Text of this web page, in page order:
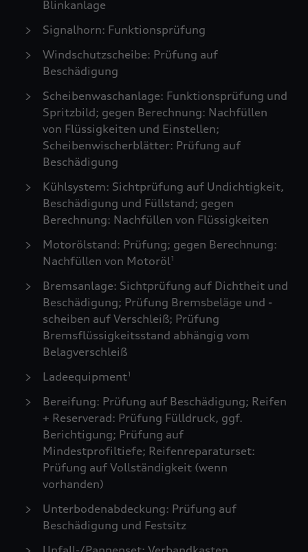
Blinkanlage
Signalhorn: Funktionsprüfung
Windschutzscheibe: Prüfung auf
Beschädigung
Scheibenwaschanlage: Funktionsprüfung und
Spritzbild; gegen Berechnung: Nachfüllen
von Flüssigkeiten und Einstellen;
Scheibenwischerblätter: Prüfung auf
Beschädigung
Kühlsystem: Sichtprüfung auf Undichtigkeit,
Beschädigung und Füllstand; gegen
Berechnung: Nachfüllen von Flüssigkeiten
Motorölstand: Prüfung; gegen Berechnung:
Nachfüllen von Motoröl1
Bremsanlage: Sichtprüfung auf Dichtheit und
Beschädigung; Prüfung Bremsbeläge und -
scheiben auf Verschleiß; Prüfung
Bremsflüssigkeitsstand abhängig vom
Belagverschleiß
Ladeequipment1
Bereifung: Prüfung auf Beschädigung; Reifen
+ Reserverad: Prüfung Fülldruck, ggf.
Berichtigung; Prüfung auf
Mindestprofiltiefe; Reifenreparaturset:
Prüfung auf Vollständigkeit (wenn
vorhanden)
Unterbodenabdeckung: Prüfung auf
Beschädigung und Festsitz